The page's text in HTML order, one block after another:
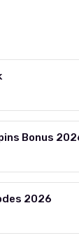
Bonus
2026